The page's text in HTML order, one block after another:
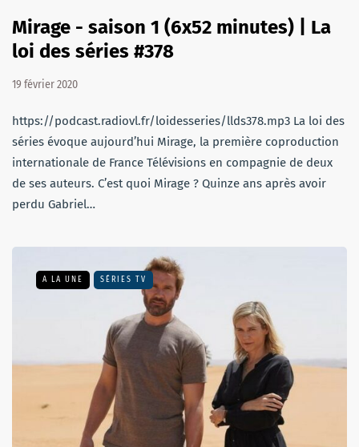
Mirage - saison 1 (6x52 minutes) | La
loi des séries #378
19 février 2020
https://podcast.radiovl.fr/loidesseries/llds378.mp3 La loi des
séries évoque aujourd’hui Mirage, la première coproduction
internationale de France Télévisions en compagnie de deux
de ses auteurs. C’est quoi Mirage ? Quinze ans après avoir
perdu Gabriel…
A LA UNE SÉRIES TV